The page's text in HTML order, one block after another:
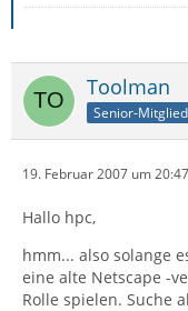
Toolman
Senior-Mitglied
19. Februar 2007 um 20:47
Hallo hpc,
hmm... also solange
eine alte Netscape -
Rolle spielen. Suche